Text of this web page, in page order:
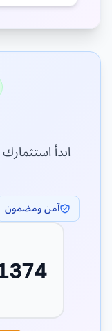
ابدأ
آمن ومضمون